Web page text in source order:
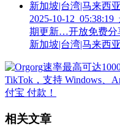
2025-10-
期更新…开放免费分
新加坡|台湾|马来西
相关文章